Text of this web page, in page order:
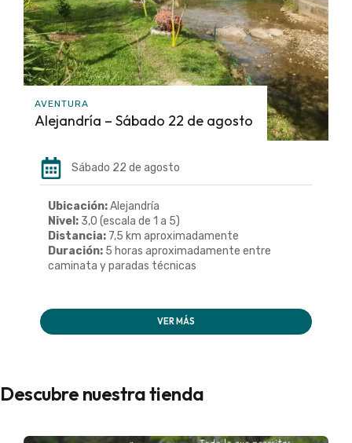
AVENTURA
Alejandría – Sábado 22 de agosto
Sábado 22 de agosto
Ubicación:Alejandría
Nivel: 3,0 (escala de 1 a 5)
Distancia: 7,5 km aproximadamente
Duración: 5 horas aproximadamente entre
caminata y paradas técnicas
VER MÁS
Descubre nuestra tienda